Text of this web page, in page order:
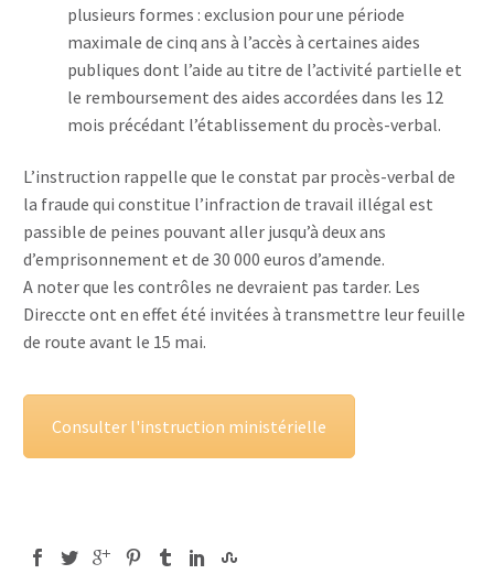
plusieurs formes : exclusion pour une période
maximale de cinq ans à l’accès à certaines aides
publiques dont l’aide au titre de l’activité partielle et
le remboursement des aides accordées dans les 12
mois précédant l’établissement du procès-verbal.
L’instruction rappelle que le constat par procès-verbal de
la fraude qui constitue l’infraction de travail illégal est
passible de peines pouvant aller jusqu’à deux ans
d’emprisonnement et de 30 000 euros d’amende.
A noter que les contrôles ne devraient pas tarder. Les
Direccte ont en effet été invitées à transmettre leur feuille
de route avant le 15 mai.
Consulter l'instruction ministérielle